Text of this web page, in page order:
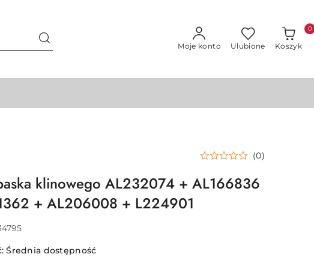
Moje konto Ulubione Koszyk
0
(0)
klinowego AL232074 + AL166836
+ AL206008 + L224901
Średnia dostępność